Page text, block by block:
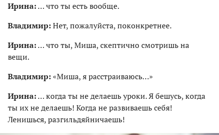
Ирина:… что ты есть вообще.
Владимир:Нет, пожалуйста, поконкретнее.
Ирина:… что ты, Миша, скептично смотришь на
вещи.
Владимир:«Миша, я расстраиваюсь…»
Ирина:… когда ты не делаешь уроки. Я бешусь, когда
ты их не делаешь! Когда не развиваешь себя!
Ленишься, разгильдяйничаешь!